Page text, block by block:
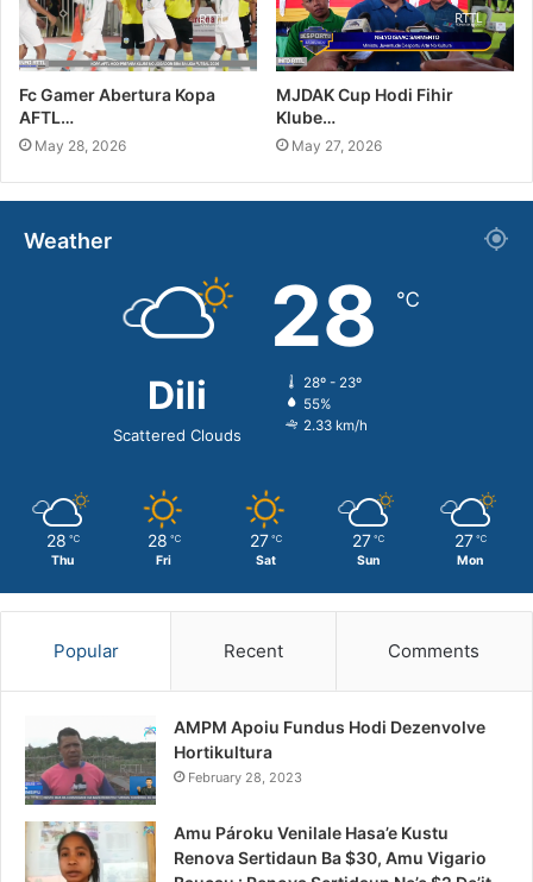
Fc Gamer Abertura Kopa
AFTL…
May 28, 2026
MJDAK Cup Hodi Fihir
Klube…
May 27, 2026
Weather
Dili
Scattered Clouds
28 ℃
28º - 23º
55%
2.33 km/h
28 ℃
Thu
28 ℃
Fri
27 ℃
Sat
27 ℃
Sun
27 ℃
Mon
Popular Recent Comments
AMPM Apoiu Fundus Hodi Dezenvolve
Hortikultura
February 28, 2023
Amu Pároku Venilale Hasa’e Kustu
Renova Sertidaun Ba $30, Amu Vigario